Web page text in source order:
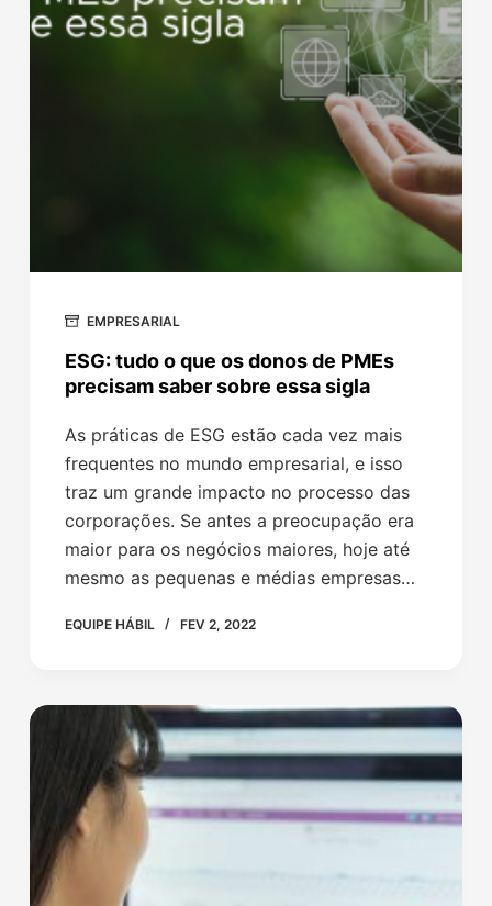
EMPRESARIAL
ESG: tudo o que os donos de PMEs
precisam saber sobre essa sigla
As práticas de ESG estão cada vez mais
frequentes no mundo empresarial, e isso
traz um grande impacto no processo das
corporações. Se antes a preocupação era
maior para os negócios maiores, hoje até
mesmo as pequenas e médias empresas…
EQUIPE HÁBIL FEV 2, 2022